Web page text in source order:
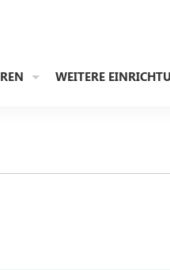
WEITERE